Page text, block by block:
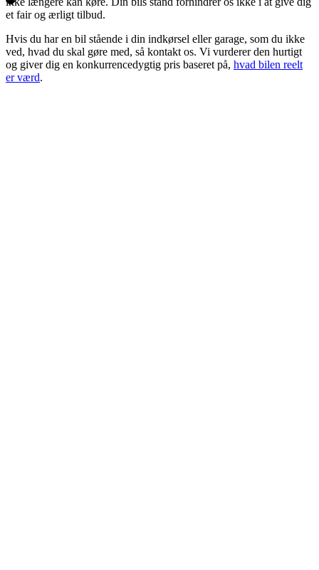
et fair og ærligt tilbud.
Hvis du har en bil stående i din indkørsel eller garage, som du ikke
ved, hvad du skal gøre med, så kontakt os. Vi vurderer den hurtigt
og giver dig en konkurrencedygtig pris baseret på, hvad bilen reelt
er værd.